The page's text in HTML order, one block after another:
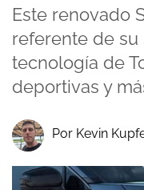
Este renovado
referente de
tecnología de
deportivas y
Por Kevin